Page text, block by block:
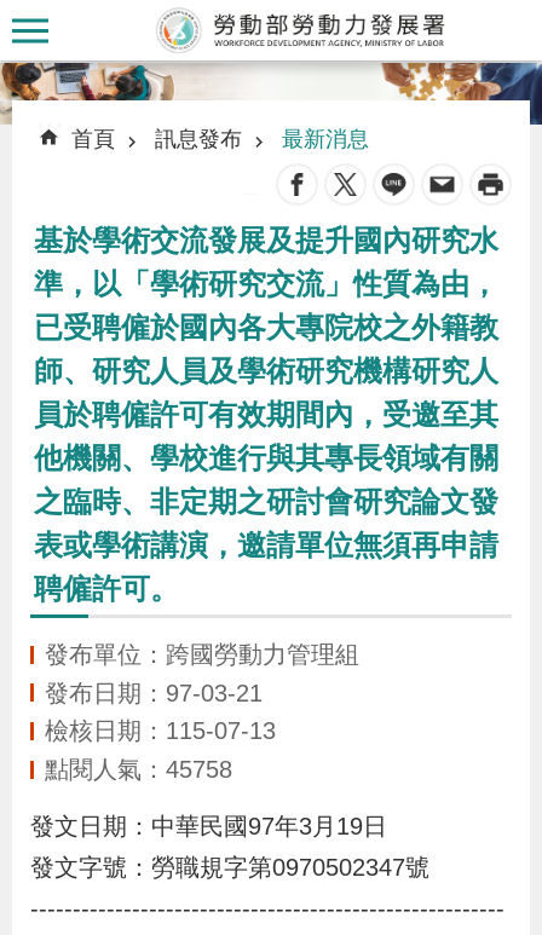
跳到主要內容區塊
認
識
本
署
訊
息
發
布
民
服
務
業
務
專
:::
::: 首頁 訊息發布 最新消息
基於學術交流發展及提升國內研究水
準，以「學術研究交流」性質為由，
已受聘僱於國內各大專院校之外籍教
師、研究人員及學術研究機構研究人
員於聘僱許可有效期間內，受邀至其
他機關、學校進行與其專長領域有關
之臨時、非定期之研討會研究論文發
表或學術講演，邀請單位無須再申請
聘僱許可。
發布單位：跨國勞動力管理組
發布日期：97-03-21
檢核日期：115-07-13
點閱人氣：45758
發文日期：中華民國97年3月19日
發文字號：勞職規字第0970502347號
--------------------------------------------------------